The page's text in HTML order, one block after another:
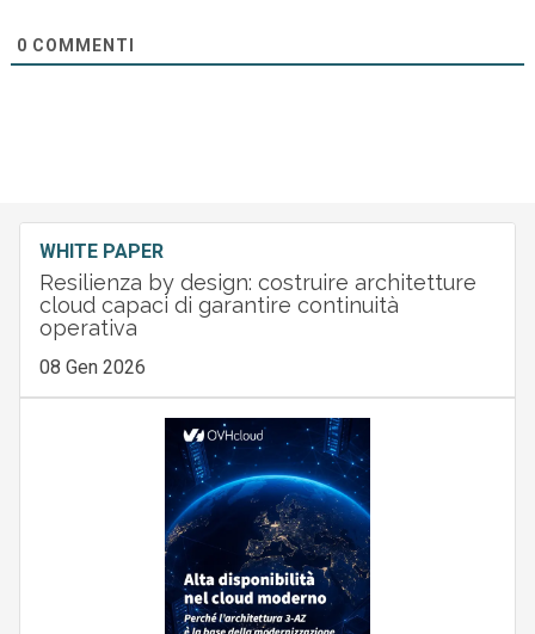
0 COMMENTI
WHITE PAPER
Resilienza by design: costruire architetture
cloud capaci di garantire continuità
operativa
08 Gen 2026